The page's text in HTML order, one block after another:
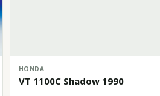
HONDA
VT 1100C Shadow 1990